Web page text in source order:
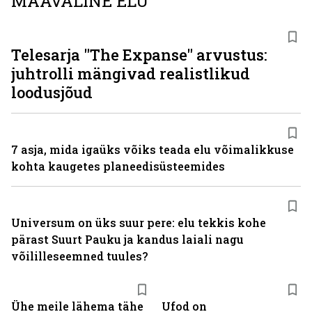
Ühe meile lähema tähe Ufod on
Telesarja "The Expanse" arvustus:
juhtrolli mängivad realistlikud
loodusjõud
7 asja, mida igaüks võiks teada elu võimalikkuse
kohta kaugetes planeedisüsteemides
Universum on üks suur pere: elu tekkis kohe
pärast Suurt Pauku ja kandus laiali nagu
võililleseemned tuules?